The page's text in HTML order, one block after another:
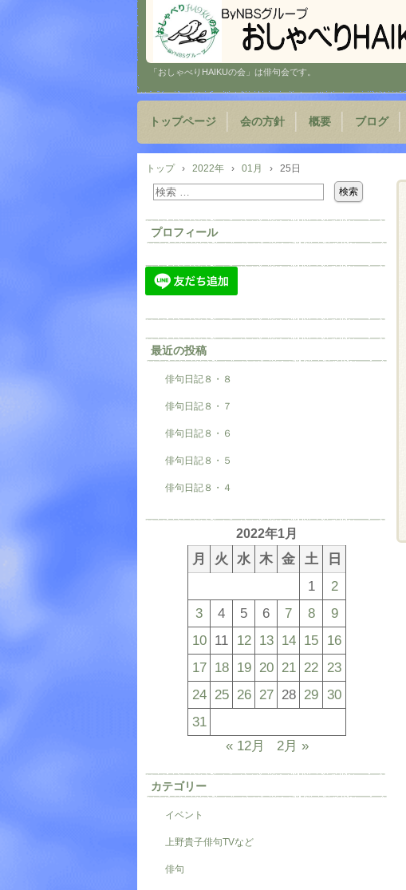
「おしゃべりHAIKUの会」は俳句会です。
トップページ 会の方針 概要 ブログ
トップ › 2022年 › 01月 › 25日
プロフィール
最近の投稿
俳句日記８・８
俳句日記８・７
俳句日記８・６
俳句日記８・５
俳句日記８・４
2022年1月
月 火 水 木 金 土
日
1
2
3
4 5 6 7 8
9
10 11 12 13 14 15 16
17 18 19 20 21 22 23
24 25 26 27 28 29 30
31
« 12月
2月 »
カテゴリー
イベント
上野貴子俳句TVなど
俳句